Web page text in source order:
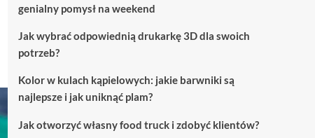
genialny pomysł na weekend
Jak wybrać odpowiednią drukarkę 3D dla swoich
potrzeb?
Kolor w kulach kąpielowych: jakie barwniki są
najlepsze i jak uniknąć plam?
Jak otworzyć własny food truck i zdobyć klientów?